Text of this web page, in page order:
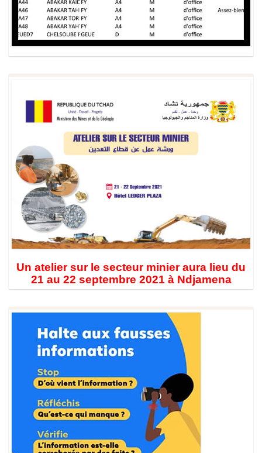
Un atelier sur le secteur minier aura lieu du
21 au 22 septembre 2021 à Ndjamena